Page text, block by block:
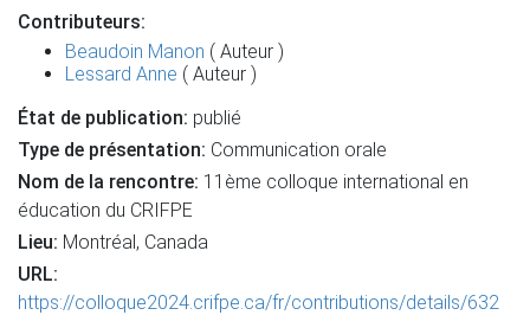
Contributeurs:
Beaudoin Manon ( Auteur )
Lessard Anne ( Auteur )
État de publication: publié
Type de présentation: Communication orale
Nom de la rencontre: 11ème colloque international en
éducation du CRIFPE
Lieu: Montréal, Canada
URL:
https://colloque2024.crifpe.ca/fr/contributions/details/632